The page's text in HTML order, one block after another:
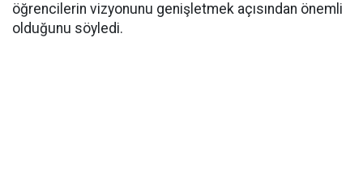
öğrencilerin vizyonunu genişletmek açısından önemli
olduğunu söyledi.